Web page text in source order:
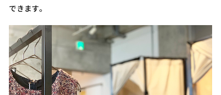
できます。